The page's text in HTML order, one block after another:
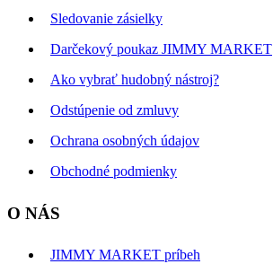
Sledovanie zásielky
Darčekový poukaz JIMMY MARKET
Ako vybrať hudobný nástroj?
Odstúpenie od zmluvy
Ochrana osobných údajov
Obchodné podmienky
O NÁS
JIMMY MARKET príbeh